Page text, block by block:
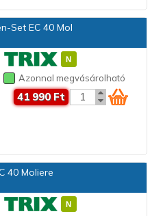
Set EC 40 Mol
Azonnal megvásárolható
41 990 Ft
40 Moliere